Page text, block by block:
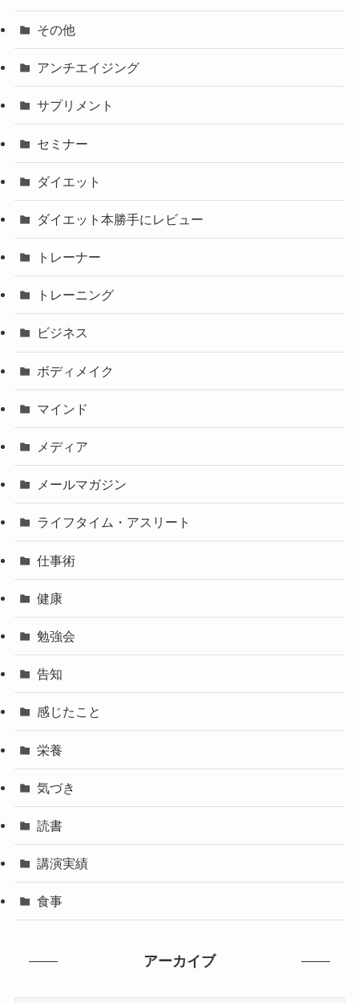
その他
アンチエイジング
サプリメント
セミナー
ダイエット
ダイエット本勝手にレビュー
トレーナー
トレーニング
ビジネス
ボディメイク
マインド
メディア
メールマガジン
ライフタイム・アスリート
仕事術
健康
勉強会
告知
感じたこと
栄養
気づき
読書
講演実績
食事
アーカイブ